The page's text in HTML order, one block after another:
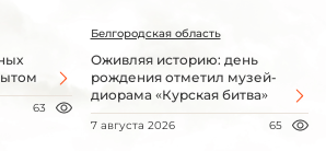
63
Белгородская область
Оживляя историю: день
рождения отметил музей-
диорама «Курская битва»
7 августа 2026 65